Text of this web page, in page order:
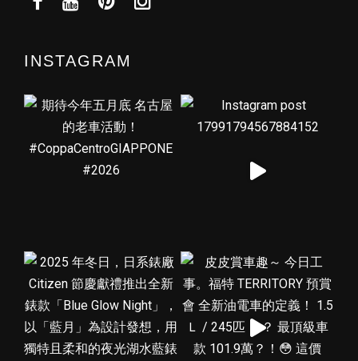
INSTAGRAM